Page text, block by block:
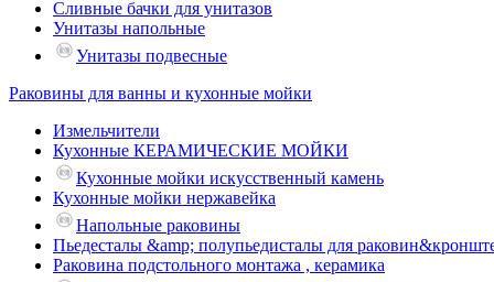
Сливные бачки для унитазов
Унитазы напольные
Унитазы подвесные
Раковины для ванны и кухонные мойки
Измельчители
Кухонные КЕРАМИЧЕСКИЕ МОЙКИ
Кухонные мойки искусственный камень
Кухонные мойки нержавейка
Напольные раковины
Пьедесталы &amp; полупьедисталы для
Раковина подстольного монтажа , керамика